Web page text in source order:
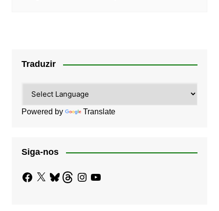
Traduzir
Powered by Translate
Siga-nos
Facebook
X BlueskyThreadsInstagram
YouTube